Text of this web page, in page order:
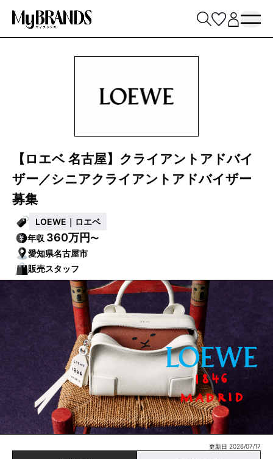
【ロエベ 名古屋】クライアントアドバイ
ザー／シニアクライアントアドバイザー
募集
LOEWE｜ロエベ
年収 360万円〜
愛知県名古屋市
販売スタッフ
更新日 2026/07/17